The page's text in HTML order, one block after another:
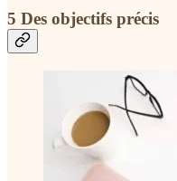
5 Des objectifs précis